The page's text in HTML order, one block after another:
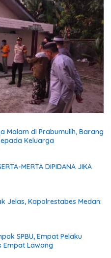
Malam di Prabumulih, Barang
Keluarga
MERTA DIPIDANA JIKA
Jelas, Kapolrestabes Medan:
SPBU, Empat Pelaku
Empat Lawang